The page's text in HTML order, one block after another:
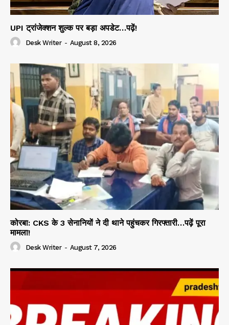
UPI ट्रांजेक्शन शुल्क पर बड़ा अपडेट…पढ़ें!
Desk Writer - August 8, 2026
कोरबा: CKS के 3 सेनानियों ने दी थाने पहुंचकर गिरफ्तारी…पढ़ें पूरा
मामला!
Desk Writer - August 7, 2026